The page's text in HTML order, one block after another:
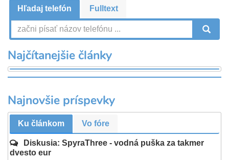
Hľadaj telefón Fulltext
Najčítanejšie články
Najnovšie príspevky
Ku článkom Vo fóre
Diskusia: SpyraThree - vodná puška za takmer
dvesto eur